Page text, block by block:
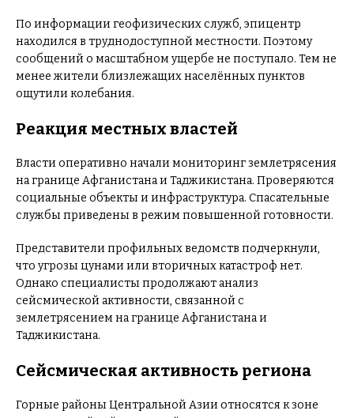
По информации геофизических служб, эпицентр
находился в труднодоступной местности. Поэтому
сообщений о масштабном ущербе не поступало. Тем не
менее жители близлежащих населённых пунктов
ощутили колебания.
Реакция местных властей
Власти оперативно начали мониторинг землетрясения
на границе Афганистана и Таджикистана. Проверяются
социальные объекты и инфраструктура. Спасательные
службы приведены в режим повышенной готовности.
Представители профильных ведомств подчеркнули,
что угрозы цунами или вторичных катастроф нет.
Однако специалисты продолжают анализ
сейсмической активности, связанной с
землетрясением на границе Афганистана и
Таджикистана.
Сейсмическая активность региона
Горные районы Центральной Азии относятся к зоне